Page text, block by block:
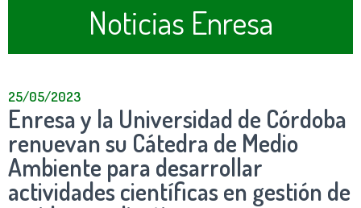
Noticias Enresa
25/05/2023
Enresa y la Universidad de Córdoba
renuevan su Cátedra de Medio
Ambiente para desarrollar
actividades científicas en gestión de